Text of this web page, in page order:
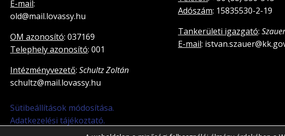
E-mail:
old@mail.lovassy.hu
OM azonosító: 037169
Telephely azonosító: 001
Intézményvezető: Schultz Zoltán
schultz@mail.lovassy.hu
Sütibeállítások módosítása.
Adatkezelési tájékoztató.
Adószám: 15835530-2-19
Tankerületi igazgató:
E-mail: